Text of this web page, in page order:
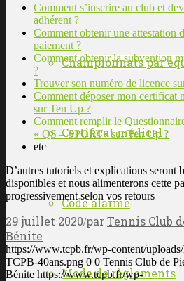
Championnats par
Certificat médical
Code alarme
Mode de règlements
Comment s’inscrire au club et
adhérent ?
Comment obtenir une attestation
paiement ?
Comment obtenir la subvention
?
Trouver son numéro de licence
Comment déposer mon certificat
sur Ten Up ?
Comment remplir le
« QS – SPORT» sur Ten Up ?
etc
D’autres tutoriels et explications seront
disponibles et nous alimenterons cette
progressivement selon vos retours
29 juillet 2020/parTennis Club
Bénite
https://www.tcpb.fr/wp-content/
TCPB-40ans.png 0 0 Tennis Club de
Bénite https://www.tcpb.fr/wp-